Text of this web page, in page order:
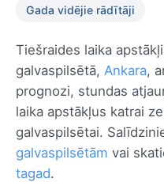
Gada vidējie rādītāji
Tiešraides laika
galvaspilsētā, Ankara,
prognozi, stundas
laika apstākļus katrai
galvaspilsētai.
galvaspilsētām vai
tagad.